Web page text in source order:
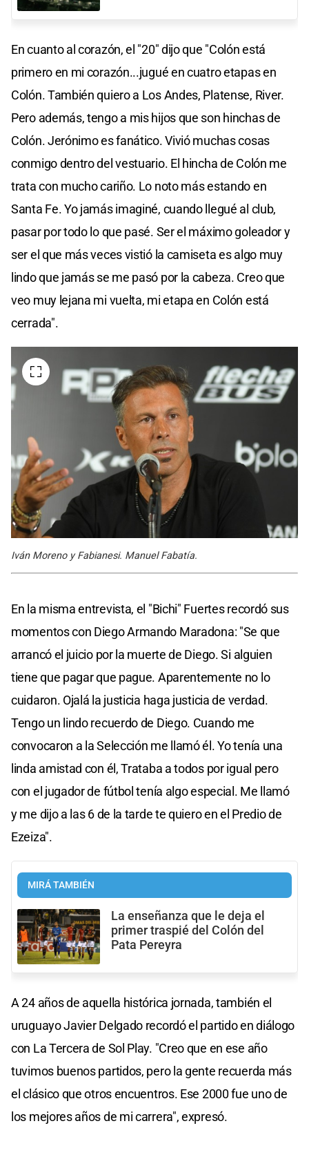
En cuanto al corazón, el "20" dijo que "Colón está
primero en mi corazón...jugué en cuatro etapas en
Colón. También quiero a Los Andes, Platense, River.
Pero además, tengo a mis hijos que son hinchas de
Colón. Jerónimo es fanático. Vivió muchas cosas
conmigo dentro del vestuario. El hincha de Colón me
trata con mucho cariño. Lo noto más estando en
Santa Fe. Yo jamás imaginé, cuando llegué al club,
pasar por todo lo que pasé. Ser el máximo goleador y
ser el que más veces vistió la camiseta es algo muy
lindo que jamás se me pasó por la cabeza. Creo que
veo muy lejana mi vuelta, mi etapa en Colón está
cerrada".
Iván Moreno y Fabianesi. Manuel Fabatía.
En la misma entrevista, el "Bichi" Fuertes recordó sus
momentos con Diego Armando Maradona: "Se que
arrancó el juicio por la muerte de Diego. Si alguien
tiene que pagar que pague. Aparentemente no lo
cuidaron. Ojalá la justicia haga justicia de verdad.
Tengo un lindo recuerdo de Diego. Cuando me
convocaron a la Selección me llamó él. Yo tenía una
linda amistad con él, Trataba a todos por igual pero
con el jugador de fútbol tenía algo especial. Me llamó
y me dijo a las 6 de la tarde te quiero en el Predio de
Ezeiza".
MIRÁ TAMBIÉN
La enseñanza que le deja el
primer traspié del Colón del
Pata Pereyra
A 24 años de aquella histórica jornada, también el
uruguayo Javier Delgado recordó el partido en diálogo
con La Tercera de Sol Play. "Creo que en ese año
tuvimos buenos partidos, pero la gente recuerda más
el clásico que otros encuentros. Ese 2000 fue uno de
los mejores años de mi carrera", expresó.